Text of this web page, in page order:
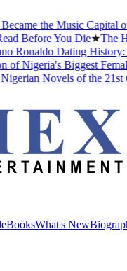
the Music Capital of
Before You Die★The
Ronaldo Dating History:
Nigeria's Biggest Female
Novels of the 21st
BooksWhat's New